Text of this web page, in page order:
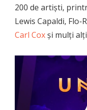
200 de artiști,
Lewis Capaldi, Flo-
Carl Coxși mulți